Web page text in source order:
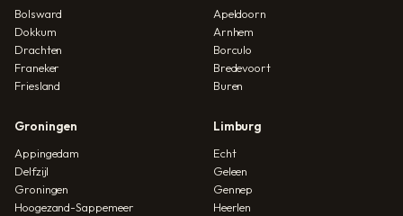
Bolsward
Dokkum
Drachten
Franeker
Friesland
Apeldoorn
Arnhem
Borculo
Bredevoort
Buren
Groningen
Appingedam
Delfzijl
Groningen
Hoogezand-Sappemeer
Limburg
Echt
Geleen
Gennep
Heerlen